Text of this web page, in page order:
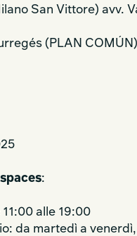
San Vittore) avv.
(PLAN
:
alle 19:00
da martedì a